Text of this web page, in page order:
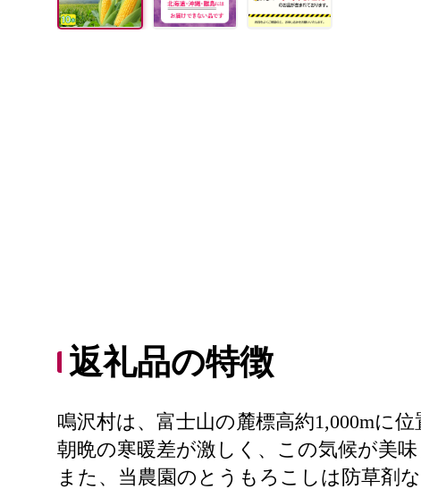
返礼品の特徴
鳴沢村は、富士山の麓標高約1,000mに位
朝晩の寒暖差が激しく、この気候が美味
また、当農園のとうもろこしは防草剤